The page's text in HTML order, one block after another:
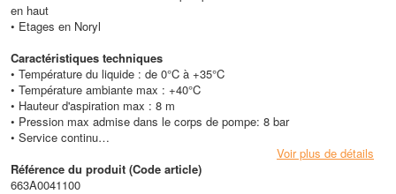
en haut
• Etages en Noryl
Caractéristiques techniques
• Température du liquide : de 0°C à +35°C
• Température ambiante max : +40°C
• Hauteur d'aspiration max : 8 m
• Pression max admise dans le corps de pompe: 8 bar
• Service continu
• Débit max : 8 m3/h
Voir plus de détails
Référence du produit (Code article)
663A0041100